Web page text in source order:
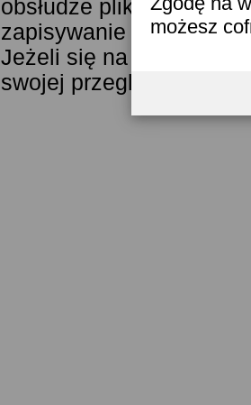
możesz
obsłudze plików
zapisywanie ich w
Jeżeli się na to nie
swojej przeglądarki.